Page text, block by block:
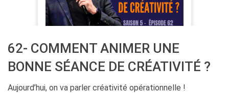
62- COMMENT ANIMER UNE
BONNE SÉANCE DE CRÉATIVITÉ ?
Aujourd’hui, on va parler créativité opérationnelle !